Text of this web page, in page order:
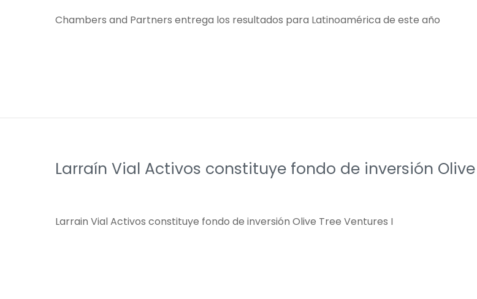
Chambers and Partners entrega los resultados para Latinoamérica de este año
Larraín Vial Activos constituye fondo de inversión Olive
Larrain Vial Activos constituye fondo de inversión Olive Tree Ventures I